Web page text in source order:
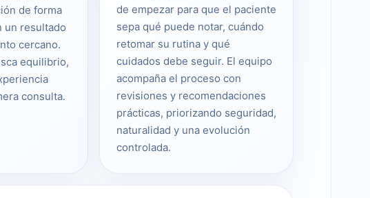
de forma
un resultado
cercano.
equilibrio,
consulta.
de empezar para que el paciente
sepa qué puede notar, cuándo
retomar su rutina y qué
cuidados debe seguir. El equipo
acompaña el proceso con
revisiones y recomendaciones
prácticas, priorizando seguridad,
naturalidad y una evolución
controlada.